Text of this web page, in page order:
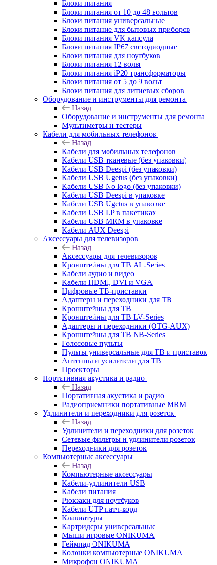
Блоки питания
Блоки питания от 10 до 48 вольтов
Блоки питания универсальные
Блоки питание для бытовых приборов
Блоки питания VK капсула
Блоки питания IP67 светодиодные
Блоки питания для ноутбуков
Блоки питания 12 вольт
Блоки питания iP20 трансформаторы
Блоки питания от 5 до 9 вольт
Блоки питания для литиевых сборов
Оборудование и инструменты для ремонта
Назад
Оборудование и инструменты для ремонта
Мультиметры и тестеры
Кабели для мобильных телефонов
Назад
Кабели для мобильных телефонов
Кабели USB тканевые (без упаковки)
Кабели USB Deespi (без упаковки)
Кабели USB Ugetus (без упаковки)
Кабели USB No logo (без упаковки)
Кабели USB Deespi в упаковке
Кабели USB Ugetus в упаковке
Кабели USB LP в пакетиках
Кабели USB MRM в упаковке
Кабели AUX Deespi
Аксессуары для телевизоров
Назад
Аксессуары для телевизоров
Кронштейны для ТВ AL-Series
Кабели аудио и видео
Кабели HDMI, DVI и VGA
Цифровые ТВ-приставки
Адаптеры и переходники для ТВ
Кронштейны для ТВ
Кронштейны для ТВ LV-Series
Адаптеры и переходники (OTG-AUX)
Кронштейны для ТВ NB-Series
Голосовые пульты
Пульты универсальные для ТВ и приставок
Антенны и усилители для ТВ
Проекторы
Портативная акустика и радио
Назад
Портативная акустика и радио
Радиоприемники портативные MRM
Удлинители и переходники для розеток
Назад
Удлинители и переходники для розеток
Сетевые фильтры и удлинители розеток
Переходники для розеток
Компьютерные аксессуары
Назад
Компьютерные аксессуары
Кабели-удлинители USB
Кабели питания
Рюкзаки для ноутбуков
Кабели UTP патч-корд
Клавиатуры
Картридеры универсальные
Мыши игровые ONIKUMA
Геймпад ONIKUMA
Колонки компьютерные ONIKUMA
Микрофон ONIKUMA